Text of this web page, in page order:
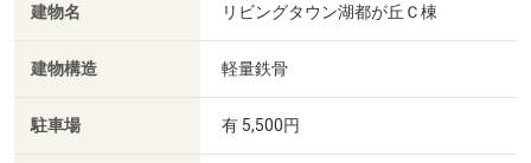
建物名 リビングタウン湖都が丘Ｃ棟
建物構造 軽量鉄骨
駐車場 有 5,500円